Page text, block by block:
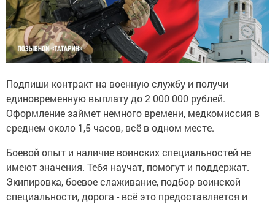
Подпиши контракт на военную службу и получи
единовременную выплату до 2 000 000 рублей.
Оформление займет немного времени, медкомиссия в
среднем около 1,5 часов, всё в одном месте.
Боевой опыт и наличие воинских специальностей не
имеют значения. Тебя научат, помогут и поддержат.
Экипировка, боевое слаживание, подбор воинской
специальности, дорога - всё это предоставляется и